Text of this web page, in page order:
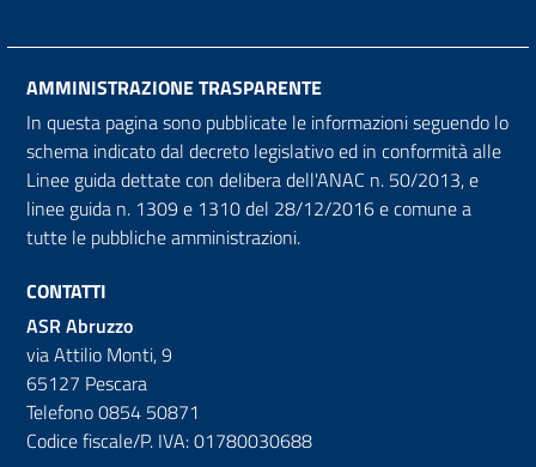
AMMINISTRAZIONE TRASPARENTE
In questa pagina sono pubblicate le informazioni seguendo lo
schema indicato dal decreto legislativo ed in conformità alle
Linee guida dettate con delibera dell'ANAC n. 50/2013, e
linee guida n. 1309 e 1310 del 28/12/2016 e comune a
tutte le pubbliche amministrazioni.
CONTATTI
ASR Abruzzo
via Attilio Monti, 9
65127 Pescara
Telefono 0854 50871
Codice fiscale/P. IVA: 01780030688